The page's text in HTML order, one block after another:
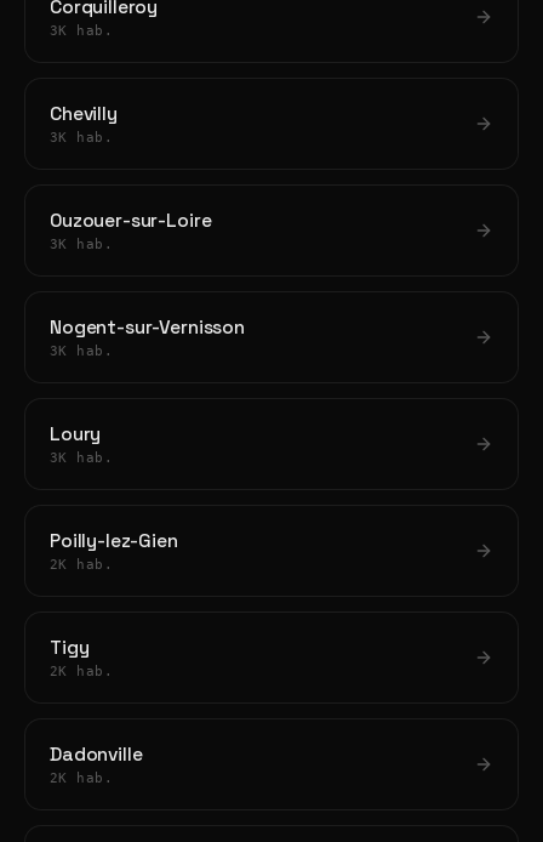
Corquilleroy
3K hab.
Chevilly
3K hab.
Ouzouer-sur-Loire
3K hab.
Nogent-sur-Vernisson
3K hab.
Loury
3K hab.
Poilly-lez-Gien
2K hab.
Tigy
2K hab.
Dadonville
2K hab.